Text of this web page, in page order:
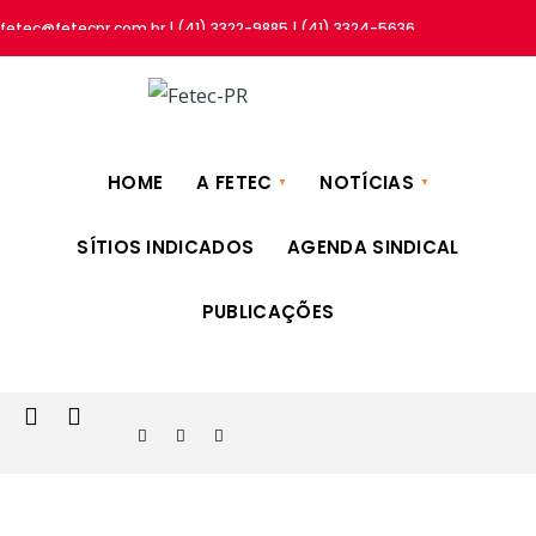
fetec@fetecpr.com.br | (41) 3322-9885 | (41) 3324-5636
HOME A FETEC NOTÍCIAS
SÍTIOS INDICADOS AGENDA SINDICAL
PUBLICAÇÕES